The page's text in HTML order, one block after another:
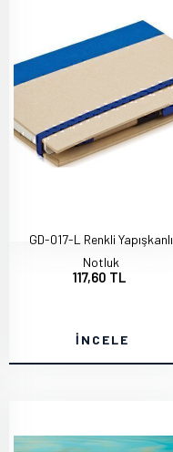
GD-017-L Renkli Yapışkanlı
Notluk
117,60 TL
İNCELE